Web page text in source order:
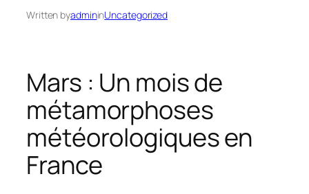
Written byadmininUncategorized
Mars : Un mois de
métamorphoses
météorologiques en
France